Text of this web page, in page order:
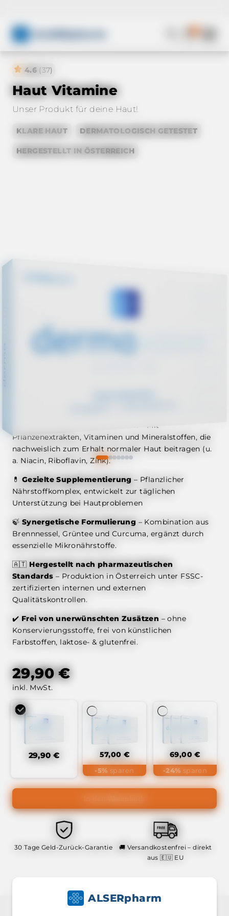
4.6 (37)
Haut Vitamine
Unser Produkt für deine Haut!
KLARE HAUT DERMATOLOGISCH GETESTET
HERGESTELLT IN ÖSTERREICH
– Mit
Pflanzenextrakten, Vitaminen und Mineralstoffen, die
nachweislich zum Erhalt normaler Haut beitragen (u.
a. Niacin, Riboflavin, Zink).
💊 Gezielte Supplementierung – Pflanzlicher
Nährstoffkomplex, entwickelt zur täglichen
Unterstützung bei Hautproblemen
🍃 Synergetische Formulierung – Kombination aus
Brennnessel, Grüntee und Curcuma, ergänzt durch
essenzielle Mikronährstoffe.
🇦🇹 Hergestellt nach pharmazeutischen
Standards – Produktion in Österreich unter FSSC-
zertifizierten internen und externen
Qualitätskontrollen.
✔️ Frei von unerwünschten Zusätzen – ohne
Konservierungsstoffe, frei von künstlichen
Farbstoffen, laktose- & glutenfrei.
29,90 €
inkl. MwSt.
29,90 € 57,00 €
-5% sparen
69,00 €
-24% sparen
30 Tage Geld-Zurück-Garantie
🚚 Versandkostenfrei – direkt
aus 🇪🇺 EU
ALSERpharm